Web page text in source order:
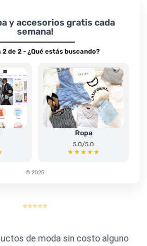
y accesorios gratis cada
semana!
de 2 - ¿Qué estás buscando?
Ropa
5.0/5.0
★★★★★
© 2025
⭐⭐⭐⭐⭐
de moda sin costo alguno